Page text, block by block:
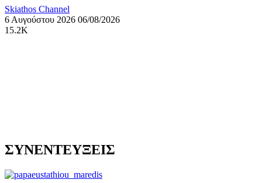
Skiathos Channel
6 Αυγούστου 2026 06/08/2026
15.2K
ΣΥΝΕΝΤΕΥΞΕΙΣ